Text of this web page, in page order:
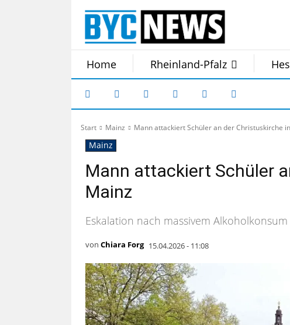
Home Rheinland-Pfalz
Start Mainz Mann attackiert Schüler an der Christuskirche
Mainz
Mann attackiert Schüler
Mainz
Eskalation nach massivem Alkoholkonsum
von Chiara Forg 15.04.2026 - 11:08